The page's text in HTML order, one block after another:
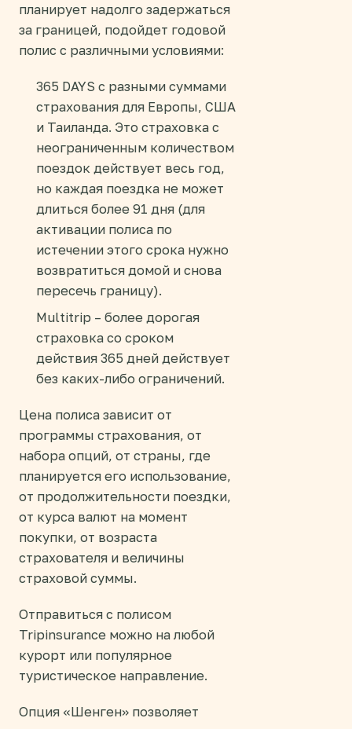
планирует надолго задержаться
за границей, подойдет годовой
полис с различными условиями:
365 DAYS с разными суммами
страхования для Европы, США
и Таиланда. Это страховка с
неограниченным количеством
поездок действует весь год,
но каждая поездка не может
длиться более 91 дня (для
активации полиса по
истечении этого срока нужно
возвратиться домой и снова
пересечь границу).
Multitrip – более дорогая
страховка со сроком
действия 365 дней действует
без каких-либо ограничений.
Цена полиса зависит от
программы страхования, от
набора опций, от страны, где
планируется его использование,
от продолжительности поездки,
от курса валют на момент
покупки, от возраста
страхователя и величины
страховой суммы.
Отправиться с полисом
Tripinsurance можно на любой
курорт или популярное
туристическое направление.
Опция «Шенген» позволяет